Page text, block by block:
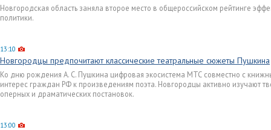
Новгородская область заняла второе место в общероссийском рейтинге
политики.
13:10
Новгородцы предпочитают классические театральные сюжеты Пушкина
Ко дню рождения А. С. Пушкина цифровая экосистема МТС совместно с
интерес граждан РФ к произведениям поэта. Новгородцы активно изучают
оперных и драматических постановок.
13:00